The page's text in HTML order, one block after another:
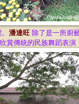
潘達旺 除了是一所廚
賞傳統的民族舞蹈表演